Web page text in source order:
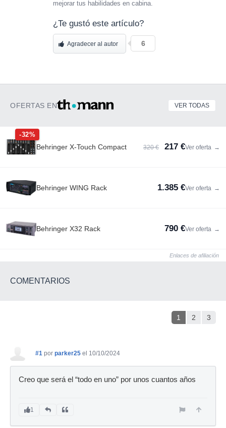
mejorar tus habilidades en cabina.
¿Te gustó este artículo?
Agradecer al autor 6
OFERTAS EN VER TODAS
-32%
Behringer X-Touch Compact 320 € 217 €Ver oferta →
Behringer WING Rack 1.385 €Ver oferta →
Behringer X32 Rack 790 €Ver oferta →
Enlaces de afiliación
COMENTARIOS
1 2 3
#1 por parker25 el 10/10/2024
Creo que será el “todo en uno” por unos cuantos años
1